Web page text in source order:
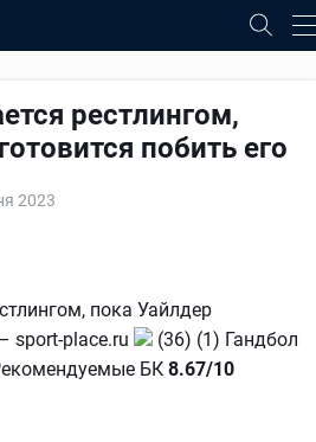
рестлингом,
побить его
2023
пока Уайлдер
sport-place.ru
(36) (1) Гандбол
БК 8.67/10